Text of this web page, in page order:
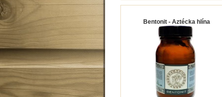
Bentonit - Aztécka hlína